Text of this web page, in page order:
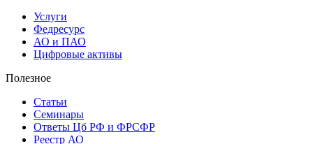
Услуги
Федресурс
АО и ПАО
Цифровые активы
Полезное
Статьи
Cеминары
Ответы Цб РФ и ФРСФР
Реестр АО